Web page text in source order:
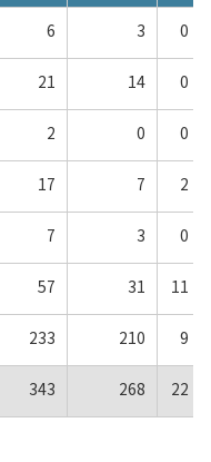
6 3 0
21 14 0
2 0 0
17 7 2
7 3 0
57 31 11
233 210 9
343 268 22